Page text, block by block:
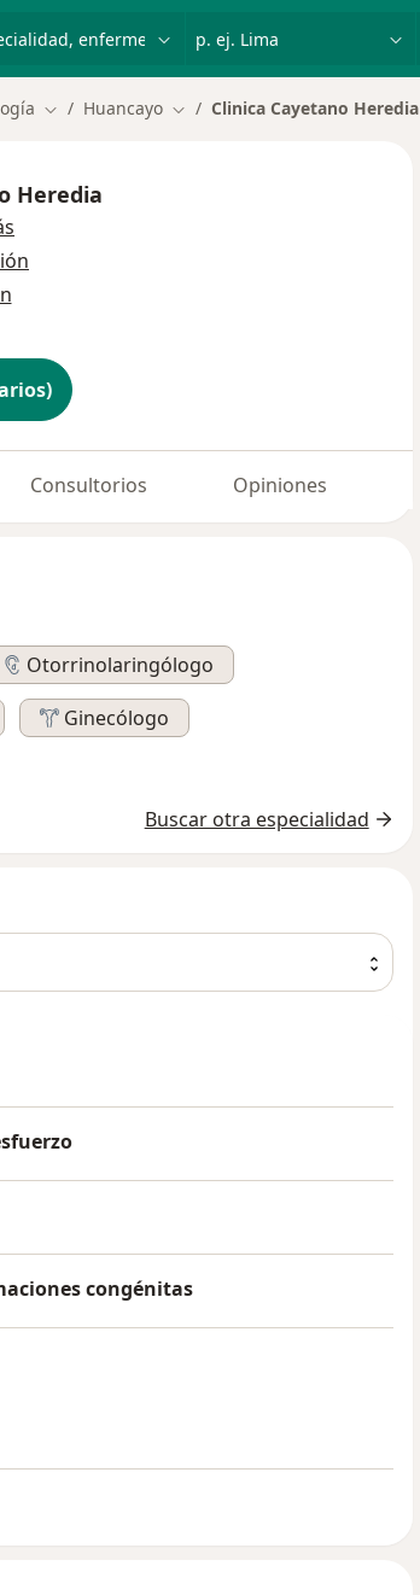
Cambiar de ciudad
Huancayo Cambiar de ciudad
Clinica Cayetano Heredia
Heredia
Consultorios Opiniones
Otorrinolaringólogo
Ginecólogo
Buscar otra especialidad
congénitas